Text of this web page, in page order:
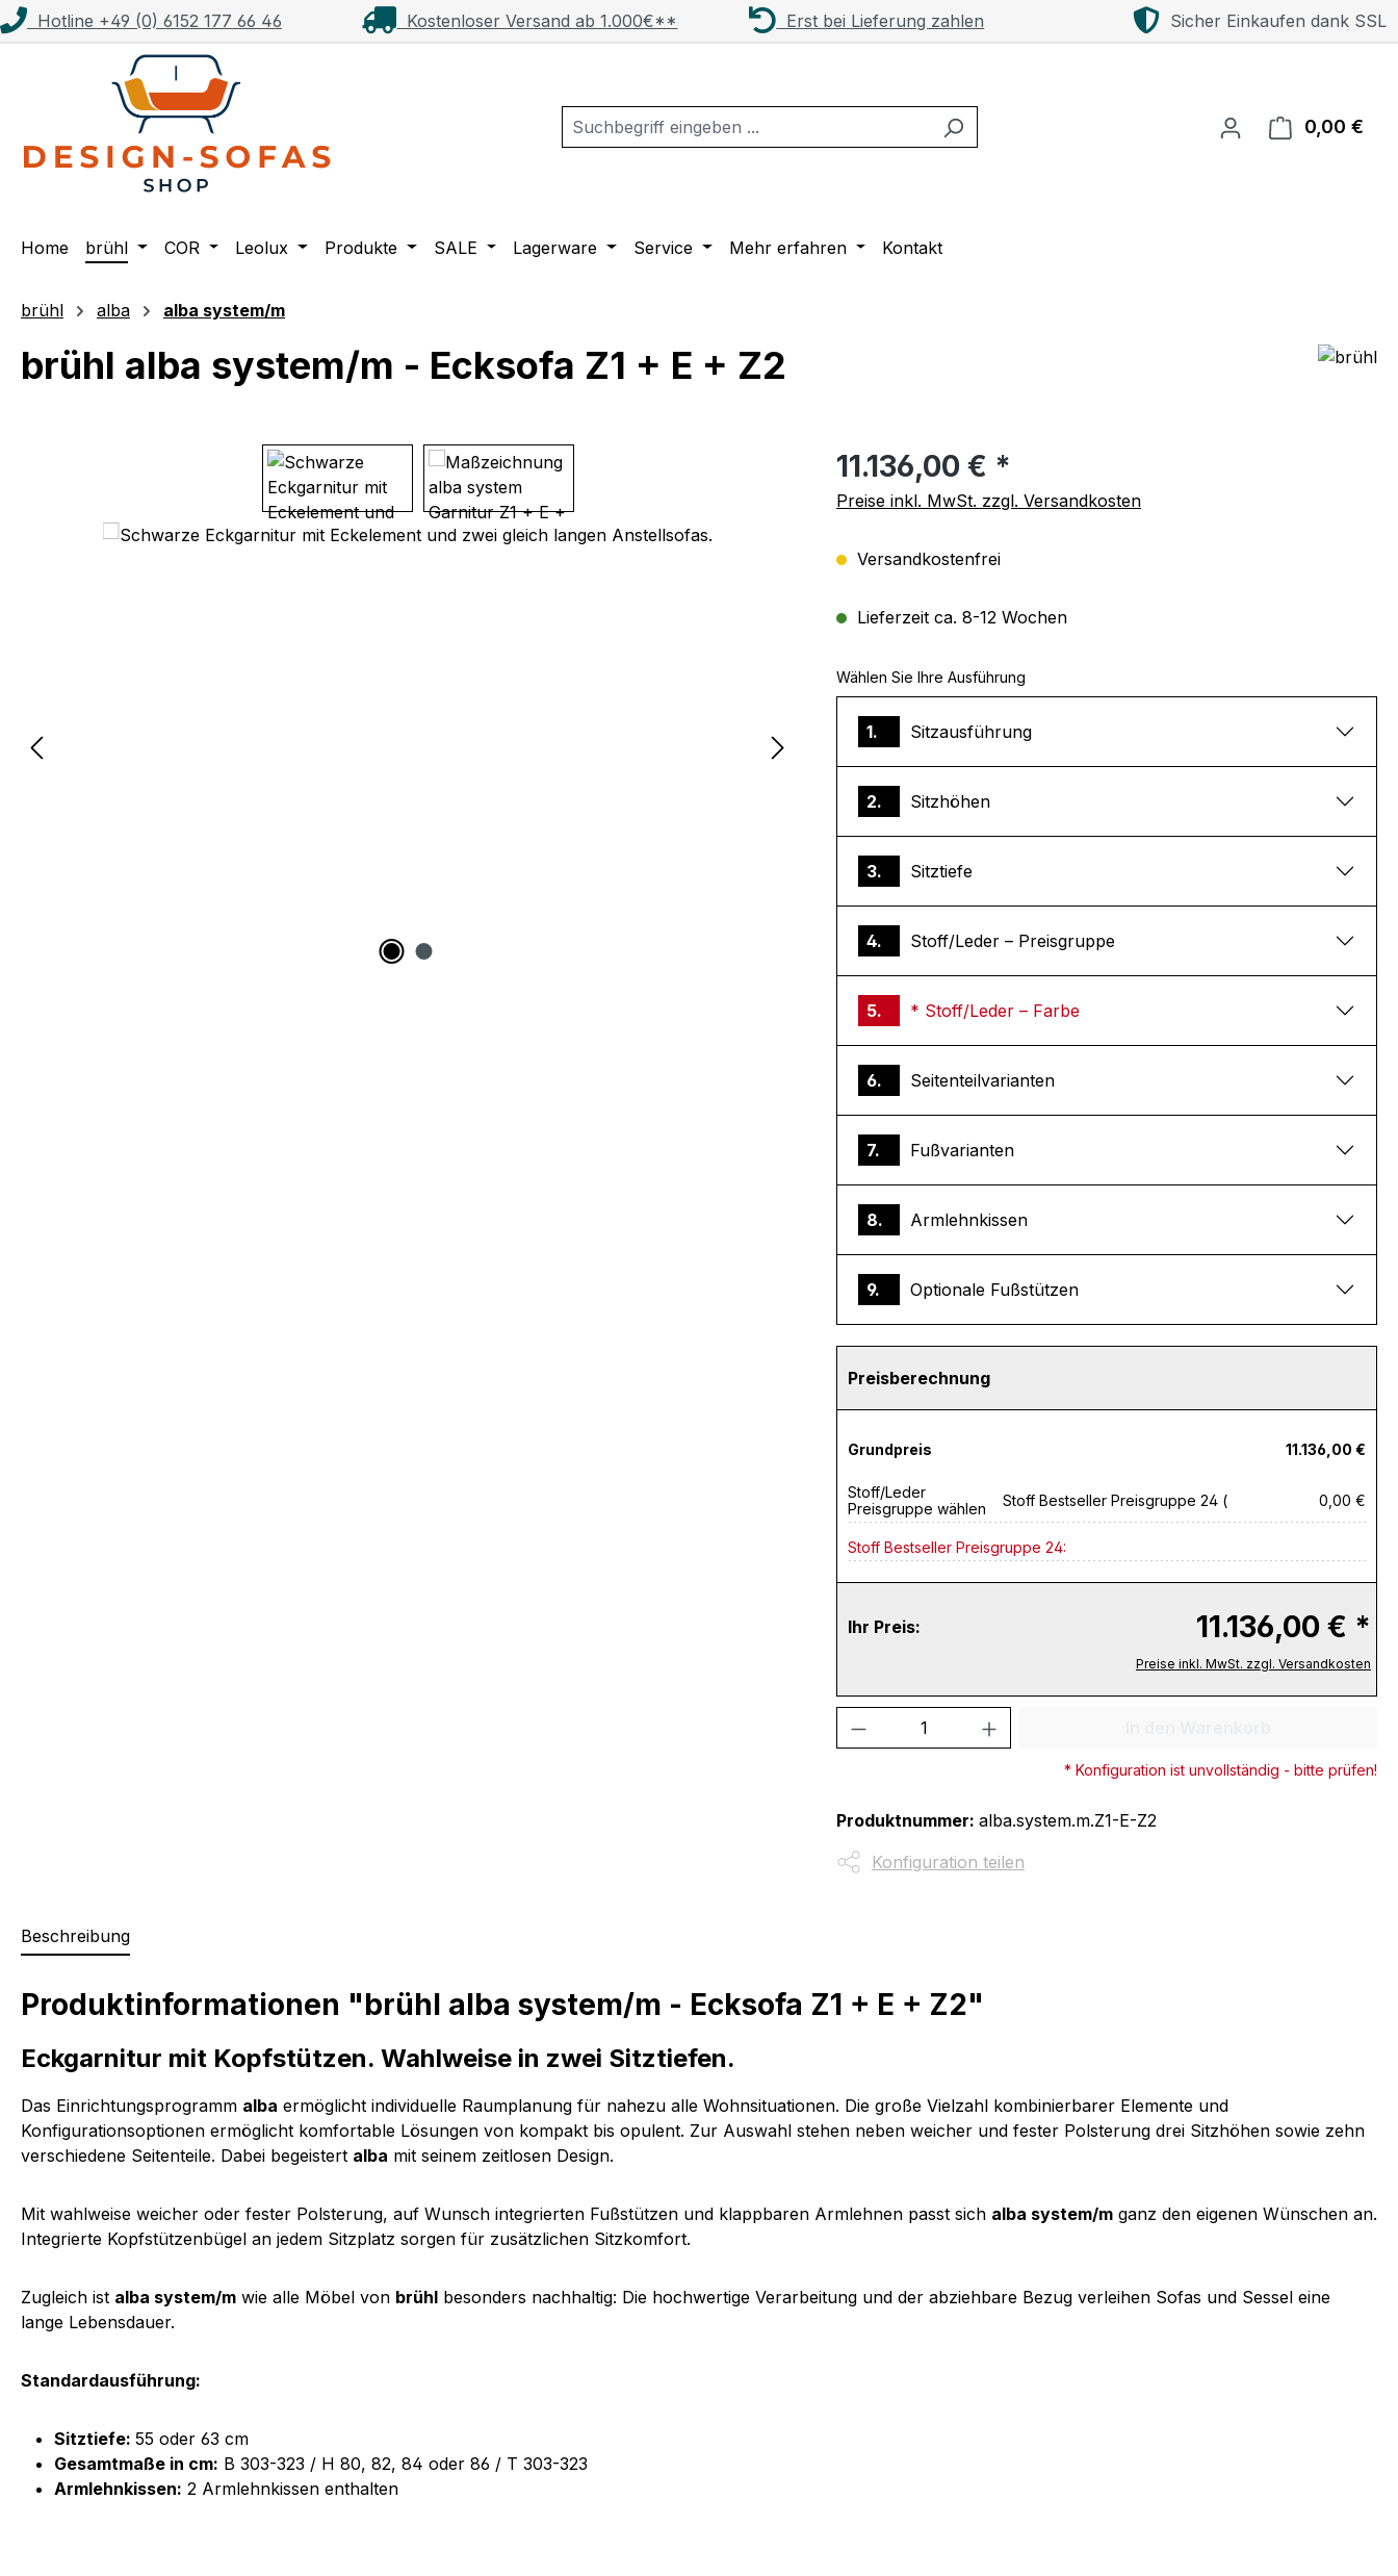
Hauptinhalt springen
Zur Suche springen
Zur Hauptnavigation springen
Hotline +49 (0) 6152 177 66 46 Kostenloser Versand ab 1.000€** Erst bei Lieferung zahlen Sicher Einkaufen dank SSL
0,00 €
Home brühl COR Leolux Produkte SALE Lagerware Service Mehr erfahren Kontakt
brühl alba alba system/m
brühl alba system/m - Ecksofa Z1 + E + Z2
Regulärer Preis:
11.136,00 € *
Preise inkl. MwSt. zzgl. Versandkosten
Versandkostenfrei
Lieferzeit ca. 8-12 Wochen
Wählen Sie Ihre Ausführung
1. Sitzausführung
2. Sitzhöhen
3. Sitztiefe
4. Stoff/Leder – Preisgruppe
5. * Stoff/Leder – Farbe
6. Seitenteilvarianten
7. Fußvarianten
8. Armlehnkissen
9. Optionale Fußstützen
Preisberechnung
Grundpreis 11.136,00 €
Stoff/Leder
Preisgruppe wählen
Stoff Bestseller Preisgruppe 24 ( 0,00 €
Stoff Bestseller Preisgruppe 24:
Ihr Preis: 11.136,00 € *
Preise inkl. MwSt. zzgl. Versandkosten
Produkt Anzahl: Gib den gewünschten Wert
* Konfiguration ist unvollständig - bitte prüfen!
Produktnummer: alba.system.m.Z1-E-Z2
Konfiguration teilen
Beschreibung
Produktinformationen "brühl alba system/m - Ecksofa Z1 + E + Z2"
Eckgarnitur mit Kopfstützen. Wahlweise in zwei Sitztiefen.
Das Einrichtungsprogramm alba ermöglicht individuelle Raumplanung für nahezu alle Wohnsituationen. Die große Vielzahl kombinierbarer Elemente und
Konfigurationsoptionen ermöglicht komfortable Lösungen von kompakt bis opulent. Zur Auswahl stehen neben weicher und fester Polsterung drei Sitzhöhen sowie zehn
verschiedene Seitenteile. Dabei begeistert alba mit seinem zeitlosen Design.
Mit wahlweise weicher oder fester Polsterung, auf Wunsch integrierten Fußstützen und klappbaren Armlehnen passt sich alba system/m ganz den eigenen Wünschen an.
Integrierte Kopfstützenbügel an jedem Sitzplatz sorgen für zusätzlichen Sitzkomfort.
Zugleich ist alba system/m wie alle Möbel von brühl besonders nachhaltig: Die hochwertige Verarbeitung und der abziehbare Bezug verleihen Sofas und Sessel eine
lange Lebensdauer.
Standardausführung:
Sitztiefe: 55 oder 63 cm
Gesamtmaße in cm: B 303-323 / H 80, 82, 84 oder 86 / T 303-323
Armlehnkissen: 2 Armlehnkissen enthalten